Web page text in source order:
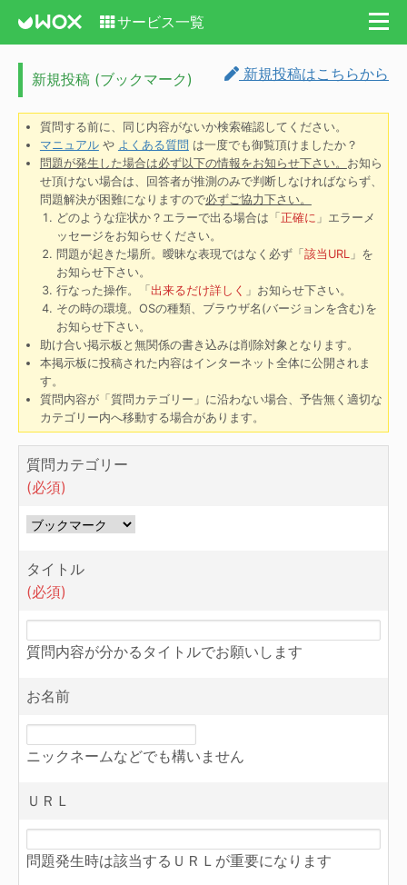
サービス一覧
新規投稿 (ブックマーク) 新規投稿はこちらから
質問する前に、同じ内容がないか検索確認してください。
マニュアルや よくある質問 は一度でも御覧頂けましたか？
問題が発生した場合は必ず以下の情報をお知らせ下さい。 お知ら
せ頂けない場合は、回答者が推測のみで判断しなければならず、
問題解決が困難になりますので必ずご協力下さい。
どのような症状か？エラーで出る場合は「 正確に 」エラーメ
ッセージをお知らせください。
問題が起きた場所。曖昧な表現ではなく必ず「 該当URL」を
お知らせ下さい。
行なった操作。「 出来るだけ詳しく 」お知らせ下さい。
その時の環境。OSの種類、ブラウザ名(バージョンを含む)を
お知らせ下さい。
助け合い掲示板と無関係の書き込みは削除対象となります。
本掲示板に投稿された内容はインターネット全体に公開されま
す。
質問内容が「質問カテゴリー」に沿わない場合、予告無く適切な
カテゴリー内へ移動する場合があります。
質問カテゴリー
(必須)
タイトル
(必須)
質問内容が分かるタイトルでお願いします
お名前
ニックネームなどでも構いません
ＵＲＬ
問題発生時は該当するＵＲＬが重要になります